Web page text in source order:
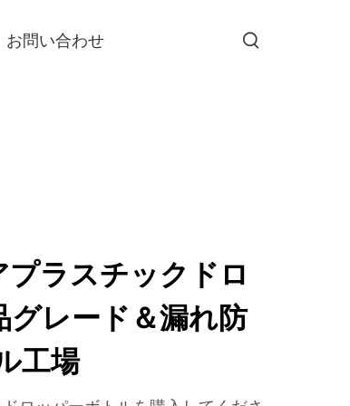
お問い合わせ
ラスチックドロ
グレード＆漏れ防
工場